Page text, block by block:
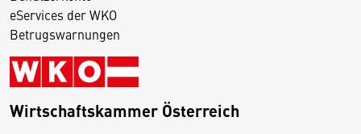
eServices der WKO
Betrugswarnungen
Wirtschaftskammer Österreich